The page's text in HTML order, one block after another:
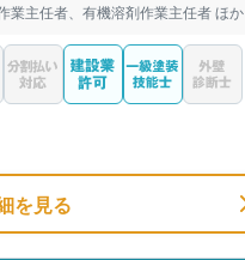
業主任者、有機溶剤作業主任者 ほか
を見る